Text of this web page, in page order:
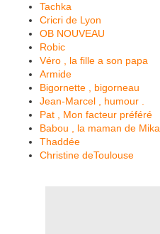
Tachka
Cricri de Lyon
OB NOUVEAU
Robic
Véro , la fille a son papa
Armide
Bigornette , bigorneau
Jean-Marcel , humour .
Pat , Mon facteur préféré
Babou , la maman de Mika
Thaddée
Christine deToulouse